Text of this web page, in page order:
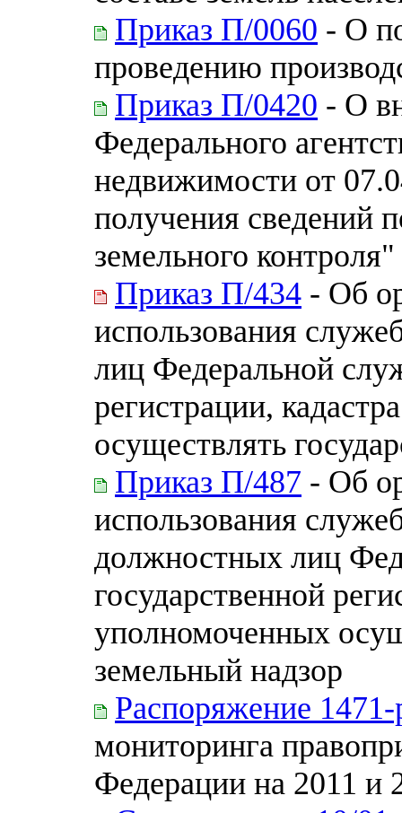
Приказ П/0060 - О
проведению
Приказ П/0420 - О
Федерального
недвижимости от
получения сведений
земельного контроля"
Приказ П/434 - Об
использования
лиц Федеральной
регистрации,
осуществлять
Приказ П/487 - Об
использования
должностных лиц
государственной
уполномоченных
земельный надзор
Распоряжение 1471-
мониторинга
Федерации на 2011 и